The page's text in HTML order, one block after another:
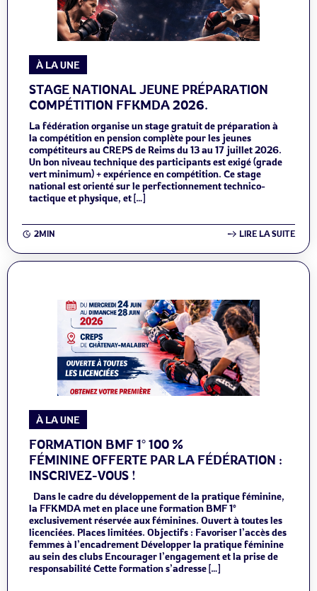
À LA UNE
STAGE NATIONAL JEUNE PRÉPARATION
COMPÉTITION FFKMDA 2026.
La fédération organise un stage gratuit de préparation à
la compétition en pension complète pour les jeunes
compétiteurs au CREPS de Reims du 13 au 17 juillet 2026.
Un bon niveau technique des participants est exigé (grade
vert minimum) + expérience en compétition. Ce stage
national est orienté sur le perfectionnement technico-
tactique et physique, et […]
2MIN LIRE LA SUITE
À LA UNE
FORMATION BMF 1° 100 %
FÉMININE OFFERTE PAR LA FÉDÉRATION :
INSCRIVEZ-VOUS !
Dans le cadre du développement de la pratique féminine,
la FFKMDA met en place une formation BMF 1°
exclusivement réservée aux féminines. Ouvert à toutes les
licenciées. Places limitées. Objectifs : Favoriser l’accès des
femmes à l’encadrement Développer la pratique féminine
au sein des clubs Encourager l’engagement et la prise de
responsabilité Cette formation s’adresse […]